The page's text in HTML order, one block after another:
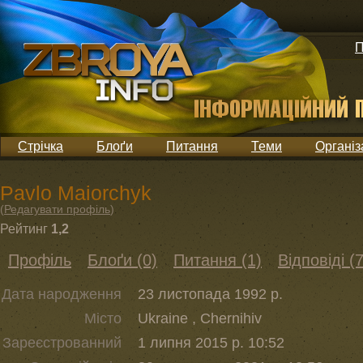
Стрічка Блоґи Питання Теми
Pavlo Maiorchyk
(Редагувати профіль)
Рейтинг 1,2
Профіль Блоґи (0) Питання (1) Відповіді
Дата народження
23 листопада 1992 р.
Місто
Ukraine , Chernihiv
Зареєстрованний
1 липня 2015 р. 10:52